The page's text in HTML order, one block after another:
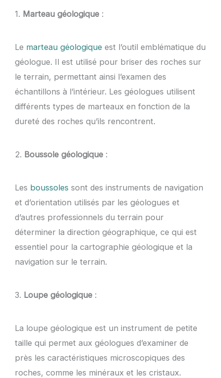
1. Marteau géologique :
Le marteau géologique est l’outil emblématique du
géologue. Il est utilisé pour briser des roches sur
le terrain, permettant ainsi l’examen des
échantillons à l’intérieur. Les géologues utilisent
différents types de marteaux en fonction de la
dureté des roches qu’ils rencontrent.
2. Boussole géologique :
Les boussoles sont des instruments de navigation
et d’orientation utilisés par les géologues et
d’autres professionnels du terrain pour
déterminer la direction géographique, ce qui est
essentiel pour la cartographie géologique et la
navigation sur le terrain.
3. Loupe géologique :
La loupe géologique est un instrument de petite
taille qui permet aux géologues d’examiner de
près les caractéristiques microscopiques des
roches, comme les minéraux et les cristaux.